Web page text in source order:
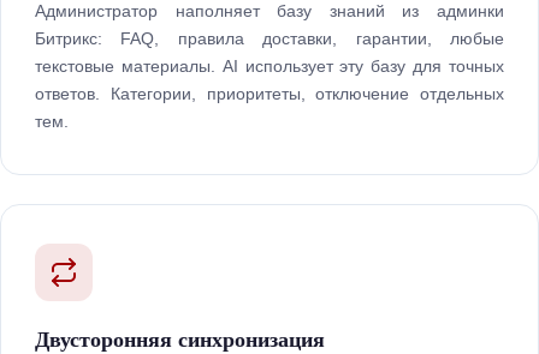
Администратор наполняет базу знаний из админки
Битрикс: FAQ, правила доставки, гарантии, любые
текстовые материалы. AI использует эту базу для точных
ответов. Категории, приоритеты, отключение отдельных
тем.
Двусторонняя синхронизация